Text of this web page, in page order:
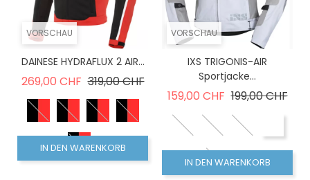
VORSCHAU
DAINESE HYDRAFLUX 2 AIR...
269,00 CHF Verkaufspreis
319,00 CHFPreis
IN DEN WARENKORB
VORSCHAU
IXS TRIGONIS-AIR
Sportjacke...
159,00 CHF Verkaufspreis
199,00 CHF
IN DEN WARENKORB